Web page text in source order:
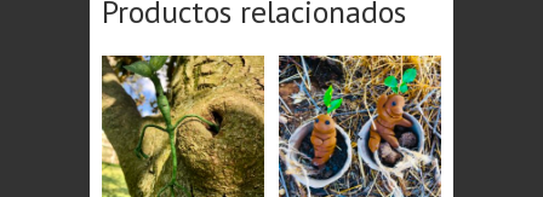
Productos relacionados